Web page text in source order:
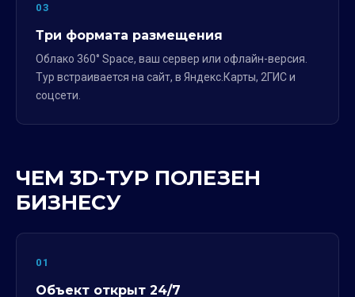
03
Три формата размещения
Облако 360° Space, ваш сервер или офлайн-версия.
Тур встраивается на сайт, в Яндекс.Карты, 2ГИС и
соцсети.
ЧЕМ 3D-ТУР ПОЛЕЗЕН
БИЗНЕСУ
01
Объект открыт 24/7